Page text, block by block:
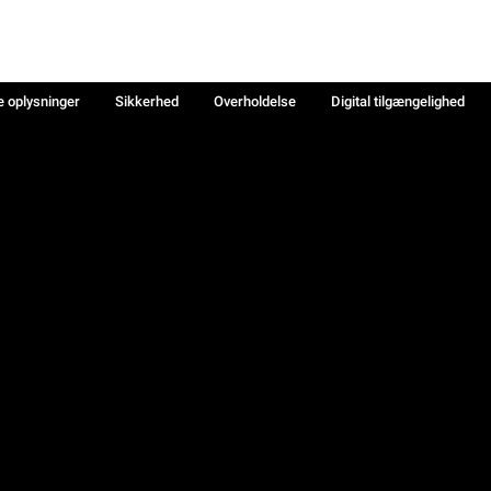
oplysninger Sikkerhed Overholdelse
Digital tilgængelighed